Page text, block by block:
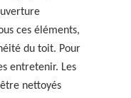
ces éléments,
du toit. Pour
entretenir. Les
nettoyés